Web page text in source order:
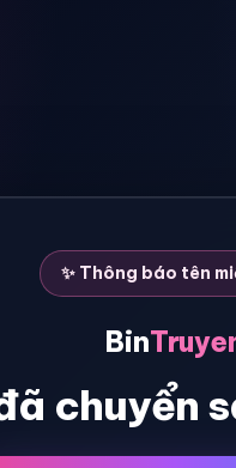
✨ Thông báo tên
Bin
chuyển